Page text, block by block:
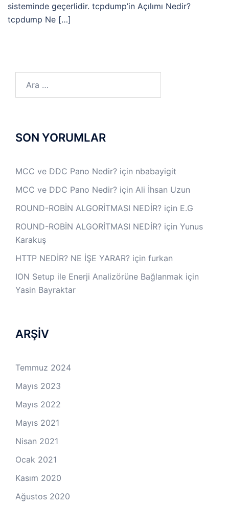
sisteminde geçerlidir. tcpdump’in Açılımı Nedir?
tcpdump Ne […]
SON YORUMLAR
MCC ve DDC Pano Nedir? için nbabayigit
MCC ve DDC Pano Nedir? için Ali İhsan Uzun
ROUND-ROBİN ALGORİTMASI NEDİR? için E.G
ROUND-ROBİN ALGORİTMASI NEDİR? için Yunus
Karakuş
HTTP NEDİR? NE İŞE YARAR? için furkan
ION Setup ile Enerji Analizörüne Bağlanmak için
Yasin Bayraktar
ARŞİV
Temmuz 2024
Mayıs 2023
Mayıs 2022
Mayıs 2021
Nisan 2021
Ocak 2021
Kasım 2020
Ağustos 2020